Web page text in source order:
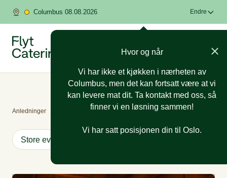
Columbus 08.08.2026 Endre
Hvor og når
Vi har ikke et kjøkken i nærheten av
Columbus, men det kan fortsatt være at vi
kan levere mat dit. Ta kontakt med oss, så
finner vi en løsning sammen!
Vi har satt posisjonen din til Oslo.
Anledninger /
Store eventer